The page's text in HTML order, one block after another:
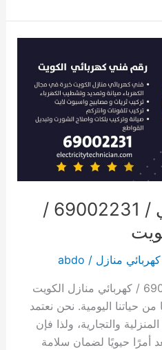
فني كهربائي حولي / 69002231 /
منازل /
abdo
فني كهربائي حولي / 69002231 / كهربائي منازل الكويت
حياتنا اليومية. نحن نعتمد
والتجارية، ولذا فإن
أمرًا حيويًا لضمان سلامة